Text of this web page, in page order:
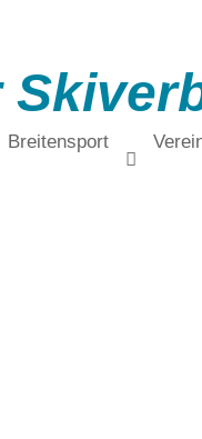
Breitensport